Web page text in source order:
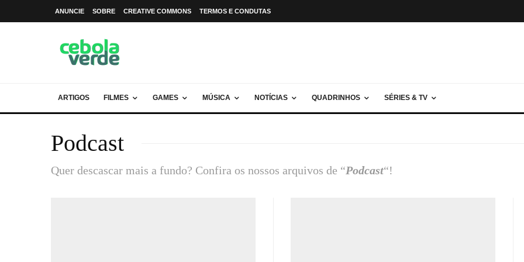
ANUNCIE SOBRE CREATIVE COMMONS TERMOS E CONDUTAS
ARTIGOS FILMES GAMES MÚSICA NOTÍCIAS QUADRINHOS SÉRIES & TV
Podcast
Quer descascar mais a fundo? Confira os nossos arquivos de “Podcast“!